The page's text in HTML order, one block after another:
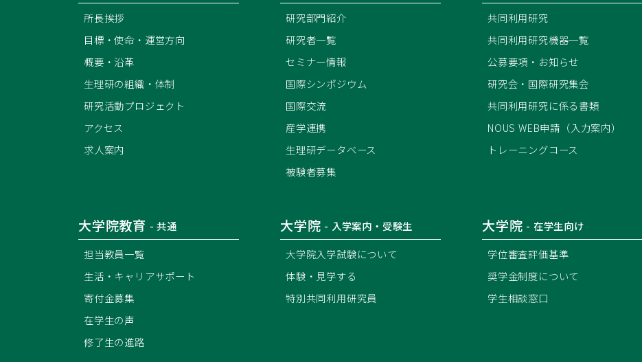
所長挨拶
目標・使命・運営方向
概要・沿革
生理研の組織・体制
研究活動プロジェクト
アクセス
求人案内
研究部門紹介
研究者一覧
セミナー情報
国際シンポジウム
国際交流
産学連携
生理研データベース
被験者募集
共同利用研究
共同利用研究機器一覧
公募要項・お知らせ
研究会・国際研究集会
共同利用研究に係る書類
NOUS WEB申請（入力案内）
トレーニングコース
大学院教育 - 共通
担当教員一覧
生活・キャリアサポート
寄付金募集
在学生の声
修了生の進路
大学院 - 入学案内・受験生
大学院入学試験について
体験・見学する
特別共同利用研究員
大学院 - 在学生向け
学位審査評価基準
奨学金制度について
学生相談窓口